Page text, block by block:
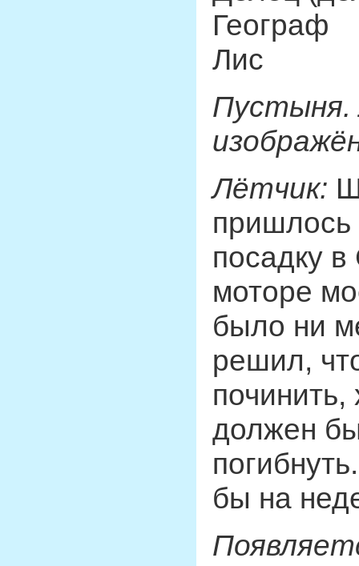
Географ
Лис
Пустыня.
Лётчик:
пришлось
посадку
моторе
было ни
решил,
починить,
должен
бы на